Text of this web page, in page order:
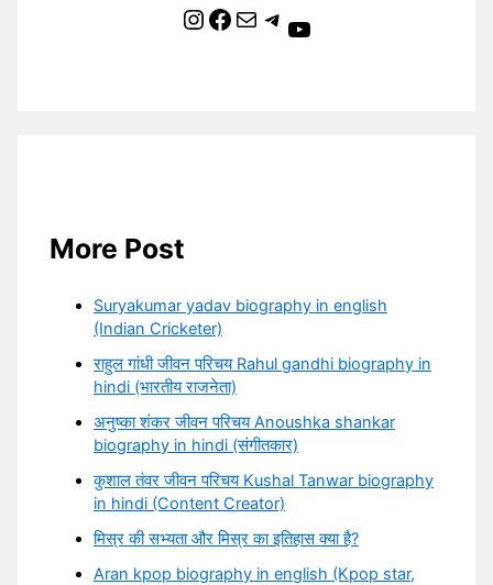
Instagram Facebook Mail Telegram YouTube
More Post
Suryakumar yadav biography in english
(Indian Cricketer)
राहुल गांधी जीवन परिचय Rahul gandhi biography in
hindi (भारतीय राजनेता)
अनुष्का शंकर जीवन परिचय Anoushka shankar
biography in hindi (संगीतकार)
कुशाल तंवर जीवन परिचय Kushal Tanwar biography
in hindi (Content Creator)
मिस्र की सभ्यता और मिस्र का इतिहास क्या है?
Aran kpop biography in english (Kpop star,